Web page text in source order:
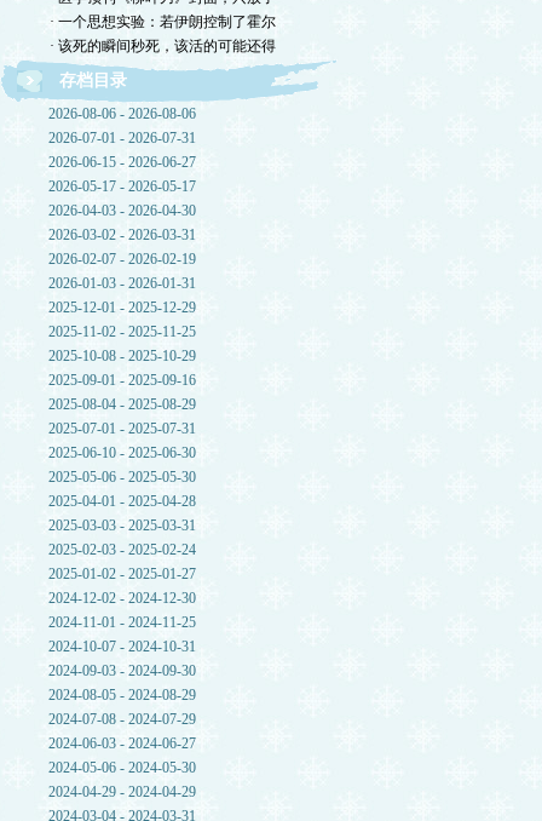
· 一个思想实验：若伊朗控制了霍尔
· 该死的瞬间秒死，该活的可能还得
存档目录
2026-08-06 - 2026-08-06
2026-07-01 - 2026-07-31
2026-06-15 - 2026-06-27
2026-05-17 - 2026-05-17
2026-04-03 - 2026-04-30
2026-03-02 - 2026-03-31
2026-02-07 - 2026-02-19
2026-01-03 - 2026-01-31
2025-12-01 - 2025-12-29
2025-11-02 - 2025-11-25
2025-10-08 - 2025-10-29
2025-09-01 - 2025-09-16
2025-08-04 - 2025-08-29
2025-07-01 - 2025-07-31
2025-06-10 - 2025-06-30
2025-05-06 - 2025-05-30
2025-04-01 - 2025-04-28
2025-03-03 - 2025-03-31
2025-02-03 - 2025-02-24
2025-01-02 - 2025-01-27
2024-12-02 - 2024-12-30
2024-11-01 - 2024-11-25
2024-10-07 - 2024-10-31
2024-09-03 - 2024-09-30
2024-08-05 - 2024-08-29
2024-07-08 - 2024-07-29
2024-06-03 - 2024-06-27
2024-05-06 - 2024-05-30
2024-04-29 - 2024-04-29
2024-03-04 - 2024-03-31